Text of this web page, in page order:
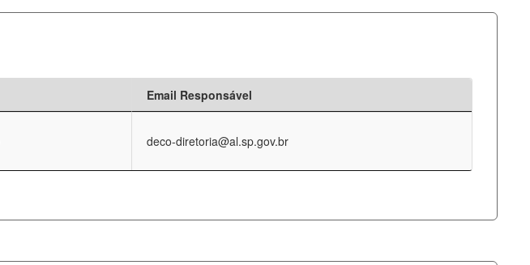
Email Responsável
deco-diretoria@al.sp.gov.br